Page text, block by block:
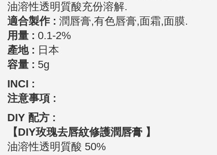
油溶性透明質酸充份溶解.
適合製作 : 潤唇膏,有色唇膏,面霜,面膜.
用量 : 0.1-2%
產地 : 日本
容量 : 5g
INCI :
注意事項 :
DIY 配方 :
【DIY玫瑰去唇紋修護潤唇膏 】
油溶性透明質酸 50%